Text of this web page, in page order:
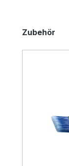
Zubehör